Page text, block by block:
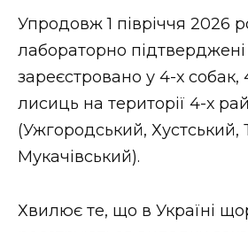
Упродовж 1 півріччя 2026
лабораторно
зареєстровано у 4-х собак,
лисиць на території 4-х
(Ужгородський, Хустський,
Мукачівський).
Хвилює те, що в Україні